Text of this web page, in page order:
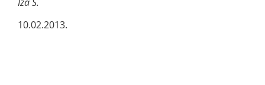
10.02.2013.